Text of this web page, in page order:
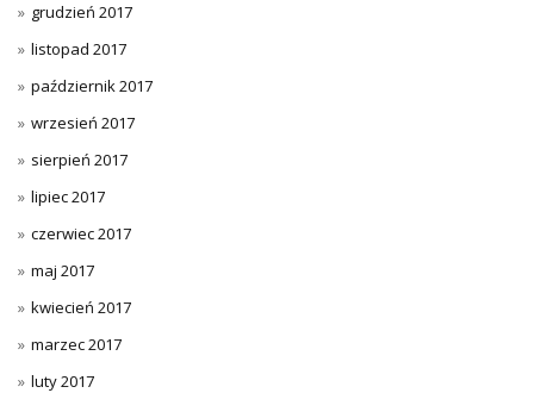
grudzień 2017
listopad 2017
październik 2017
wrzesień 2017
sierpień 2017
lipiec 2017
czerwiec 2017
maj 2017
kwiecień 2017
marzec 2017
luty 2017